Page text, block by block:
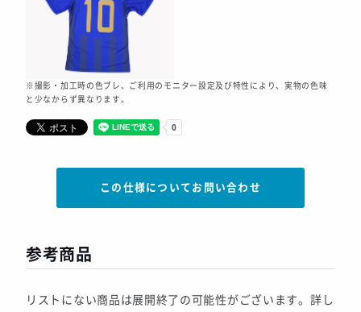
※撮影・加工時の色ブレ、ご利用のモニター設定及び特性により、実物の色味
と少なからず異なります。
この仕様についてお問い合わせ
参考商品
リストにない商品は展開終了の可能性がございます。詳し